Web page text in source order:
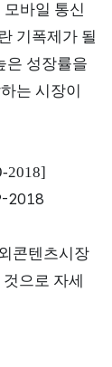
바일 통신
기폭제가 될
은 성장률을
는 시장이
2018]
콘텐츠시장
으로 자세